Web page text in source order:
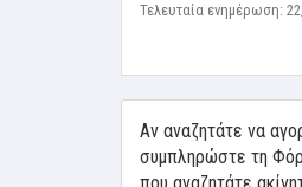
Τελευταία ενημέρωση:
Αν αναζητάτε να
συμπληρώστε τη